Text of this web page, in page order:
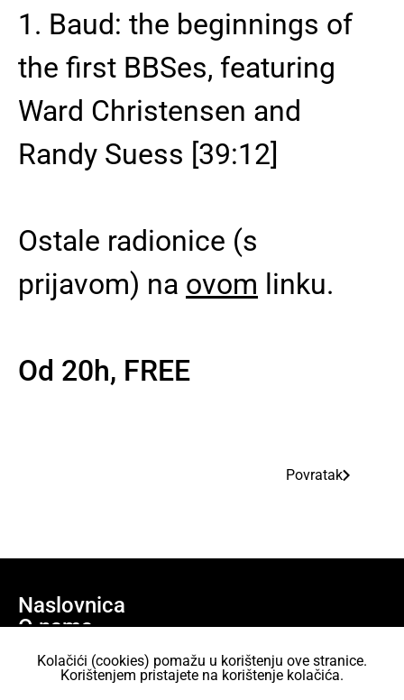
1. Baud: the beginnings of
the first BBSes, featuring
Ward Christensen and
Randy Suess [39:12]
Ostale radionice (s
prijavom) na ovom linku.
Od 20h, FREE
Povratak
Naslovnica
O nama
Učlani se
Projekti
Kolačići (cookies) pomažu u korištenju ove stranice.
Korištenjem pristajete na korištenje kolačića.